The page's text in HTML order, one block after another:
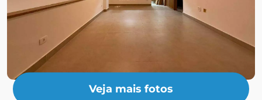
Veja mais fotos